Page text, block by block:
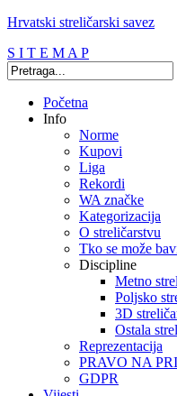
Hrvatski streličarski savez
S I T E M A P
Početna
Info
Norme
Kupovi
Liga
Rekordi
WA značke
Kategorizacija
O streličarstvu
Tko se može
Discipline
Metno
Poljsko
3D
Ostala
Reprezentacija
PRAVO NA
GDPR